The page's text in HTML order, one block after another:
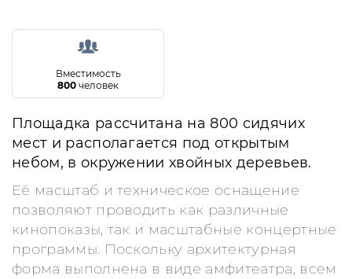
Вместимость
800 человек
Площадка рассчитана на 800 сидячих
мест и располагается под открытым
небом, в окружении хвойных деревьев.
Её масштаб и техническое оснащение
позволяют проводить как различные
кинопоказы, так и масштабные концертные
программы. Поскольку архитектурная
форма выполнена в виде амфитеатра, всем